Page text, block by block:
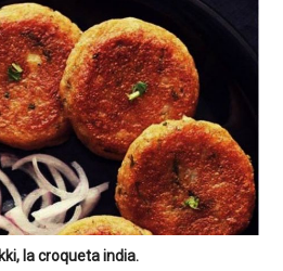
la croqueta india.